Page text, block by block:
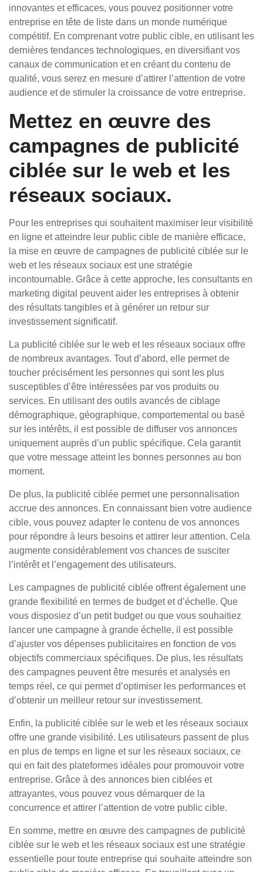
innovantes et efficaces, vous pouvez positionner votre
entreprise en tête de liste dans un monde numérique
compétitif. En comprenant votre public cible, en utilisant les
dernières tendances technologiques, en diversifiant vos
canaux de communication et en créant du contenu de
qualité, vous serez en mesure d’attirer l’attention de votre
audience et de stimuler la croissance de votre entreprise.
Mettez en œuvre des
campagnes de publicité
ciblée sur le web et les
réseaux sociaux.
Pour les entreprises qui souhaitent maximiser leur visibilité
en ligne et atteindre leur public cible de manière efficace,
la mise en œuvre de campagnes de publicité ciblée sur le
web et les réseaux sociaux est une stratégie
incontournable. Grâce à cette approche, les consultants en
marketing digital peuvent aider les entreprises à obtenir
des résultats tangibles et à générer un retour sur
investissement significatif.
La publicité ciblée sur le web et les réseaux sociaux offre
de nombreux avantages. Tout d’abord, elle permet de
toucher précisément les personnes qui sont les plus
susceptibles d’être intéressées par vos produits ou
services. En utilisant des outils avancés de ciblage
démographique, géographique, comportemental ou basé
sur les intérêts, il est possible de diffuser vos annonces
uniquement auprès d’un public spécifique. Cela garantit
que votre message atteint les bonnes personnes au bon
moment.
De plus, la publicité ciblée permet une personnalisation
accrue des annonces. En connaissant bien votre audience
cible, vous pouvez adapter le contenu de vos annonces
pour répondre à leurs besoins et attirer leur attention. Cela
augmente considérablement vos chances de susciter
l’intérêt et l’engagement des utilisateurs.
Les campagnes de publicité ciblée offrent également une
grande flexibilité en termes de budget et d’échelle. Que
vous disposiez d’un petit budget ou que vous souhaitiez
lancer une campagne à grande échelle, il est possible
d’ajuster vos dépenses publicitaires en fonction de vos
objectifs commerciaux spécifiques. De plus, les résultats
des campagnes peuvent être mesurés et analysés en
temps réel, ce qui permet d’optimiser les performances et
d’obtenir un meilleur retour sur investissement.
Enfin, la publicité ciblée sur le web et les réseaux sociaux
offre une grande visibilité. Les utilisateurs passent de plus
en plus de temps en ligne et sur les réseaux sociaux, ce
qui en fait des plateformes idéales pour promouvoir votre
entreprise. Grâce à des annonces bien ciblées et
attrayantes, vous pouvez vous démarquer de la
concurrence et attirer l’attention de votre public cible.
En somme, mettre en œuvre des campagnes de publicité
ciblée sur le web et les réseaux sociaux est une stratégie
essentielle pour toute entreprise qui souhaite atteindre son